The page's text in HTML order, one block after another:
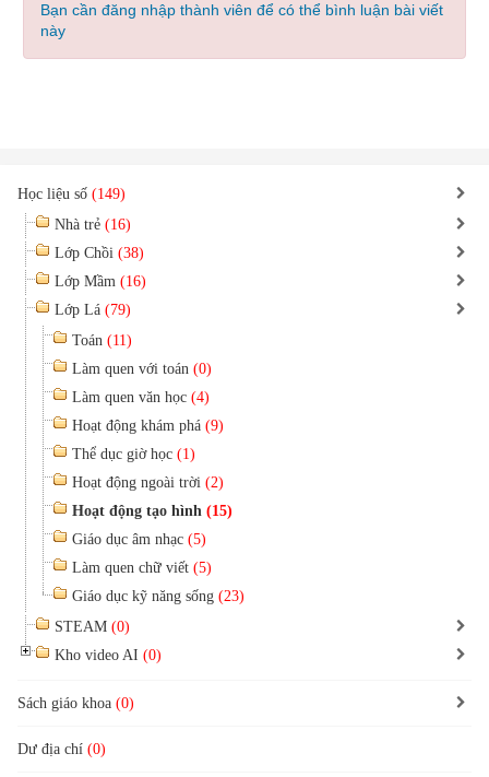
Bạn cần đăng nhập thành viên để có thể bình luận bài viết
này
Học liệu số (149)
Nhà trẻ (16)
Lớp Chồi (38)
Lớp Mầm (16)
Lớp Lá (79)
Toán (11)
Làm quen với toán (0)
Làm quen văn học (4)
Hoạt động khám phá (9)
Thể dục giờ học (1)
Hoạt động ngoài trời (2)
Hoạt động tạo hình (15)
Giáo dục âm nhạc (5)
Làm quen chữ viết (5)
Giáo dục kỹ năng sống (23)
STEAM (0)
Kho video AI (0)
Sách giáo khoa (0)
Dư địa chí (0)